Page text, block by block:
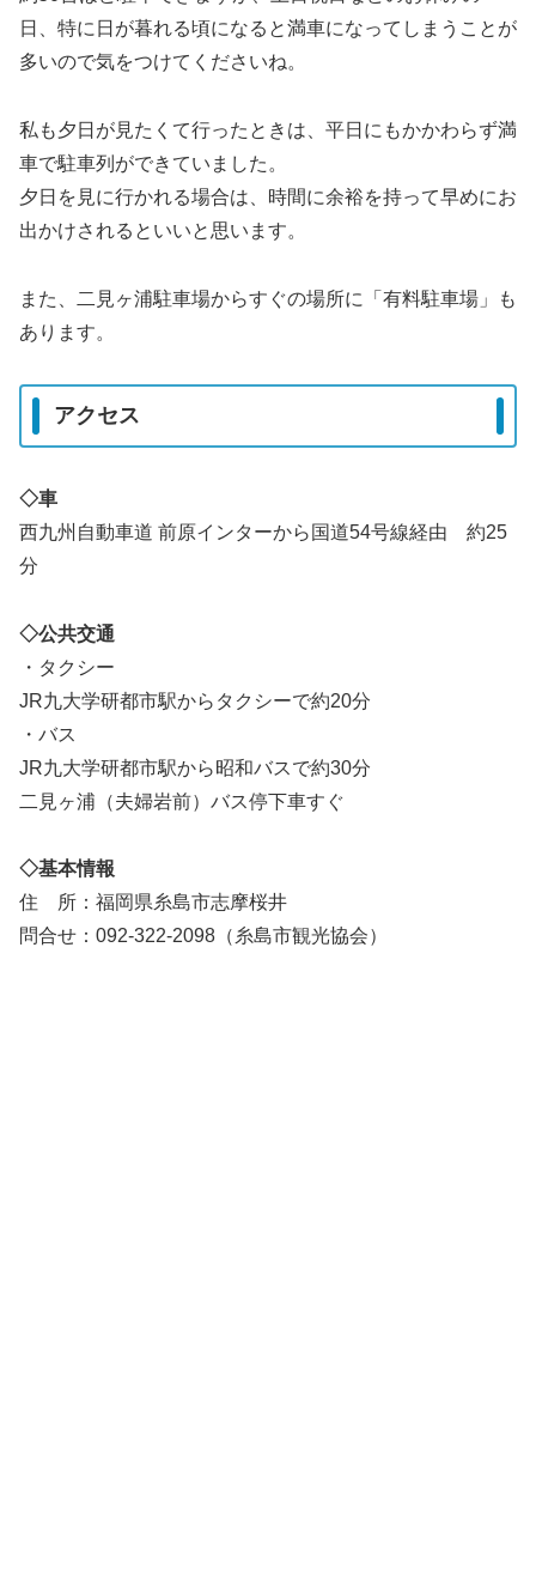
日、特に日が暮れる頃になると満車になってしまうことが
多いので気をつけてくださいね。
私も夕日が見たくて行ったときは、平日にもかかわらず満
車で駐車列ができていました。
夕日を見に行かれる場合は、時間に余裕を持って早めにお
出かけされるといいと思います。
また、二見ヶ浦駐車場からすぐの場所に「有料駐車場」も
あります。
アクセス
◇車
西九州自動車道 前原インターから国道54号線経由 約25
分
◇公共交通
・タクシー
JR九大学研都市駅からタクシーで約20分
・バス
JR九大学研都市駅から昭和バスで約30分
二見ヶ浦（夫婦岩前）バス停下車すぐ
◇基本情報
住 所：福岡県糸島市志摩桜井
問合せ：092-322-2098（糸島市観光協会）